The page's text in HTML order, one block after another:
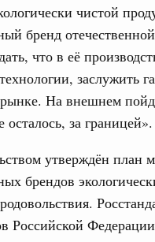
чистой
бренд
что в её
заслужить
На внешнем
за границей».
утверждён план
брендов
Российской
6 августа, четверг
промышленной политики
заседание
в сфере строительства
130
построено под
«Инфраструктура